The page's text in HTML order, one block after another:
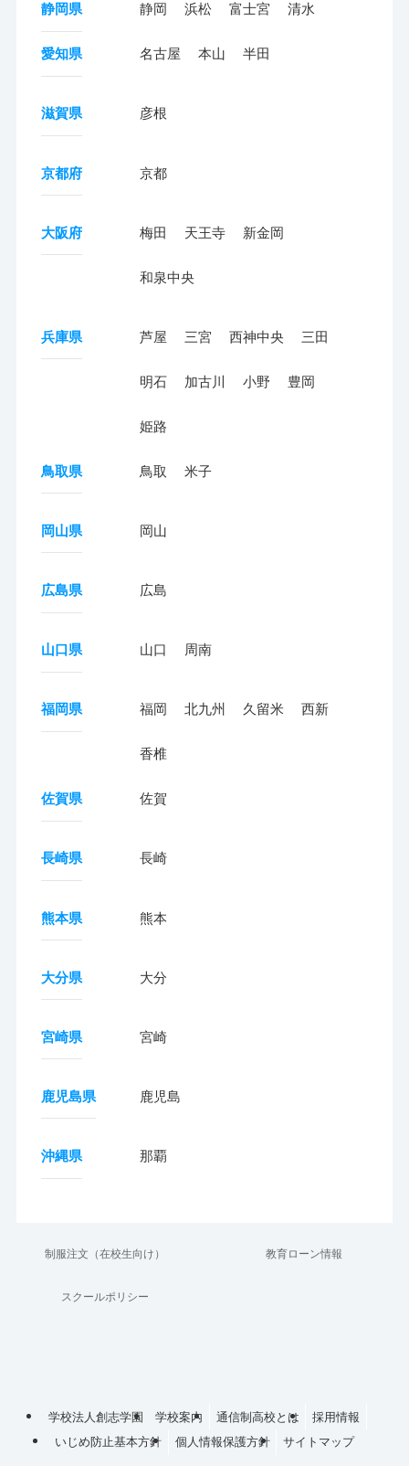
静岡県 静岡 浜松 富士宮 清水
愛知県 名古屋 本山 半田
滋賀県 彦根
京都府 京都
大阪府 梅田 天王寺 新金岡
和泉中央
兵庫県 芦屋 三宮 西神中央 三田
明石 加古川 小野 豊岡
姫路
鳥取県 鳥取 米子
岡山県 岡山
広島県 広島
山口県 山口 周南
福岡県 福岡 北九州 久留米 西新
香椎
佐賀県 佐賀
長崎県 長崎
熊本県 熊本
大分県 大分
宮崎県 宮崎
鹿児島県 鹿児島
沖縄県 那覇
制服注文（在校生向け） 教育ローン情報
スクールポリシー
学校法人創志学園 学校案内 通信制高校とは
採用情報
いじめ防止基本方針
個人情報保護方針 サイトマップ